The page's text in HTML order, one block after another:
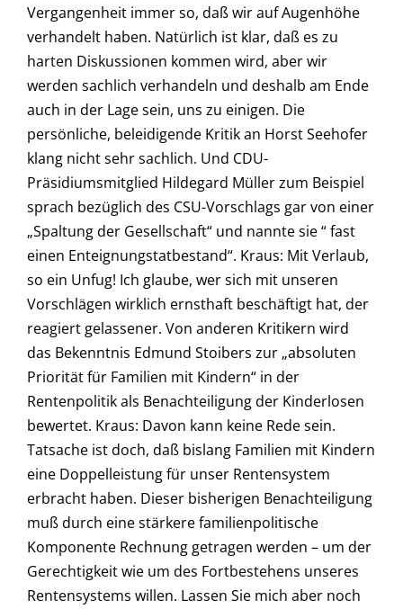
Vergangenheit immer so, daß wir auf Augenhöhe
verhandelt haben. Natürlich ist klar, daß es zu
harten Diskussionen kommen wird, aber wir
werden sachlich verhandeln und deshalb am Ende
auch in der Lage sein, uns zu einigen. Die
persönliche, beleidigende Kritik an Horst Seehofer
klang nicht sehr sachlich. Und CDU-
Präsidiumsmitglied Hildegard Müller zum Beispiel
sprach bezüglich des CSU-Vorschlags gar von einer
„Spaltung der Gesellschaft“ und nannte sie “ fast
einen Enteignungstatbestand“. Kraus: Mit Verlaub,
so ein Unfug! Ich glaube, wer sich mit unseren
Vorschlägen wirklich ernsthaft beschäftigt hat, der
reagiert gelassener. Von anderen Kritikern wird
das Bekenntnis Edmund Stoibers zur „absoluten
Priorität für Familien mit Kindern“ in der
Rentenpolitik als Benachteiligung der Kinderlosen
bewertet. Kraus: Davon kann keine Rede sein.
Tatsache ist doch, daß bislang Familien mit Kindern
eine Doppelleistung für unser Rentensystem
erbracht haben. Dieser bisherigen Benachteiligung
muß durch eine stärkere familienpolitische
Komponente Rechnung getragen werden – um der
Gerechtigkeit wie um des Fortbestehens unseres
Rentensystems willen. Lassen Sie mich aber noch